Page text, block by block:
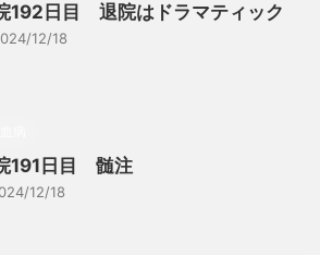
192日目 退院はドラマティック
12/18
191日目 髄注
12/18